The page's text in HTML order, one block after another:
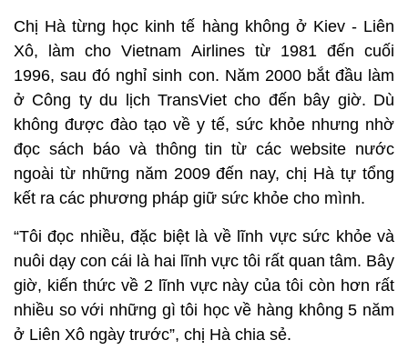
Chị Hà từng học kinh tế hàng không ở Kiev - Liên
Xô, làm cho Vietnam Airlines từ 1981 đến cuối
1996, sau đó nghỉ sinh con. Năm 2000 bắt đầu làm
ở Công ty du lịch TransViet cho đến bây giờ. Dù
không được đào tạo về y tế, sức khỏe nhưng nhờ
đọc sách báo và thông tin từ các website nước
ngoài từ những năm 2009 đến nay, chị Hà tự tổng
kết ra các phương pháp giữ sức khỏe cho mình.
“Tôi đọc nhiều, đặc biệt là về lĩnh vực sức khỏe và
nuôi dạy con cái là hai lĩnh vực tôi rất quan tâm. Bây
giờ, kiến thức về 2 lĩnh vực này của tôi còn hơn rất
nhiều so với những gì tôi học về hàng không 5 năm
ở Liên Xô ngày trước”, chị Hà chia sẻ.